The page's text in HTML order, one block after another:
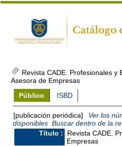
Revista CADE. Profesionales y
Asesora de Empresas
Público
ISBD
[publicación periódica]
Ver los
disponibles Buscar dentro de la
Título :
Revista CADE.
Empresas